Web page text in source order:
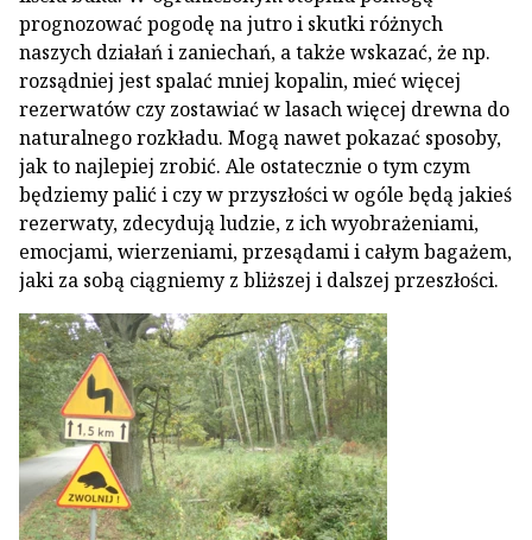
prognozować pogodę na jutro i skutki różnych
naszych działań i zaniechań, a także wskazać, że np.
rozsądniej jest spalać mniej kopalin, mieć więcej
rezerwatów czy zostawiać w lasach więcej drewna do
naturalnego rozkładu. Mogą nawet pokazać sposoby,
jak to najlepiej zrobić. Ale ostatecznie o tym czym
będziemy palić i czy w przyszłości w ogóle będą jakieś
rezerwaty, zdecydują ludzie, z ich wyobrażeniami,
emocjami, wierzeniami, przesądami i całym bagażem,
jaki za sobą ciągniemy z bliższej i dalszej przeszłości.